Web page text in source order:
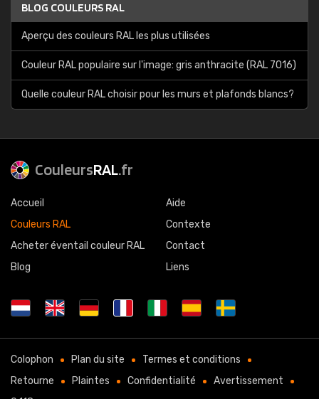
BLOG COULEURS RAL
Aperçu des couleurs RAL les plus utilisées
Couleur RAL populaire sur l'image: gris anthracite (RAL 7016)
Quelle couleur RAL choisir pour les murs et plafonds blancs?
CouleursRAL.fr
Accueil
Couleurs RAL
Acheter éventail couleur RAL
Blog
Aide
Contexte
Contact
Liens
Colophon Plan du site
Termes et conditions
Retourne
Plaintes Confidentialité
Avertissement